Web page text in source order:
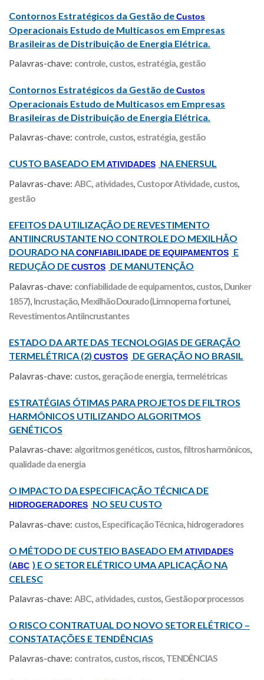
Contornos Estratégicos da Gestão deCustos
Operacionais Estudo de Multicasos em Empresas
Brasileiras de Distribuição de Energia Elétrica.
Palavras-chave: controle, custos, estratégia, gestão
Contornos Estratégicos da Gestão deCustos
Operacionais Estudo de Multicasos em Empresas
Brasileiras de Distribuição de Energia Elétrica.
Palavras-chave: controle, custos, estratégia, gestão
CUSTO BASEADO EM ATIVIDADES NA ENERSUL
Palavras-chave: ABC, atividades, Custo por Atividade, custos,
gestão
EFEITOS DA UTILIZAÇÃO DE REVESTIMENTO
ANTIINCRUSTANTE NO CONTROLE DO MEXILHÃO
DOURADO NACONFIABILIDADE DE EQUIPAMENTOS E
REDUÇÃO DECUSTOS DE MANUTENÇÃO
Palavras-chave: confiabilidade de equipamentos, custos, Dunker
1857), Incrustação, Mexilhão Dourado (Limnoperna fortunei,
Revestimentos Antiincrustantes
ESTADO DA ARTE DAS TECNOLOGIAS DE GERAÇÃO
TERMELÉTRICA (2) CUSTOS DE GERAÇÃO NO BRASIL
Palavras-chave: custos, geração de energia, termelétricas
ESTRATÉGIAS ÓTIMAS PARA PROJETOS DE FILTROS
HARMÔNICOS UTILIZANDO ALGORITMOS
GENÉTICOS
Palavras-chave: algoritmos genéticos, custos, filtros harmônicos,
qualidade da energia
O IMPACTO DA ESPECIFICAÇÃO TÉCNICA DE
HIDROGERADORES NO SEU CUSTO
Palavras-chave: custos, Especificação Técnica, hidrogeradores
O MÉTODO DE CUSTEIO BASEADO EM ATIVIDADES
(ABC ) E O SETOR ELÉTRICO UMA APLICAÇÃO NA
CELESC
Palavras-chave: ABC, atividades, custos, Gestão por processos
O RISCO CONTRATUAL DO NOVO SETOR ELÉTRICO –
CONSTATAÇÕES E TENDÊNCIAS
Palavras-chave: contratos, custos, riscos, TENDÊNCIAS